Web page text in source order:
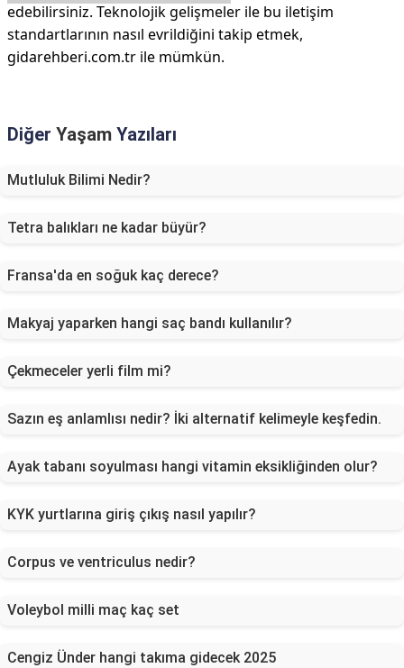
edebilirsiniz. Teknolojik gelişmeler ile bu iletişim
standartlarının nasıl evrildiğini takip etmek,
gidarehberi.com.tr ile mümkün.
Diğer Yaşam Yazıları
Mutluluk Bilimi Nedir?
Tetra balıkları ne kadar büyür?
Fransa'da en soğuk kaç derece?
Makyaj yaparken hangi saç bandı kullanılır?
Çekmeceler yerli film mi?
Sazın eş anlamlısı nedir? İki alternatif kelimeyle keşfedin.
Ayak tabanı soyulması hangi vitamin eksikliğinden olur?
KYK yurtlarına giriş çıkış nasıl yapılır?
Corpus ve ventriculus nedir?
Voleybol milli maç kaç set
Cengiz Ünder hangi takıma gidecek 2025